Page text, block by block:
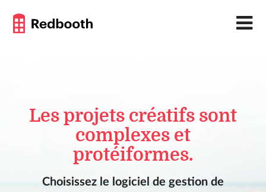
Les projets créatifs sont
complexes et
protéiformes.
Choisissez le logiciel de gestion de